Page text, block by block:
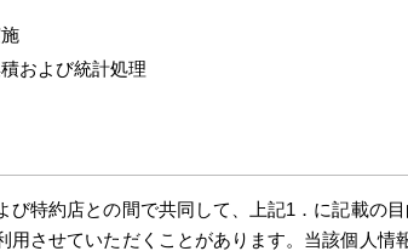
および統計処理
特約店との間で共同して、上記1．に記載の
させていただくことがあります。当該個人情